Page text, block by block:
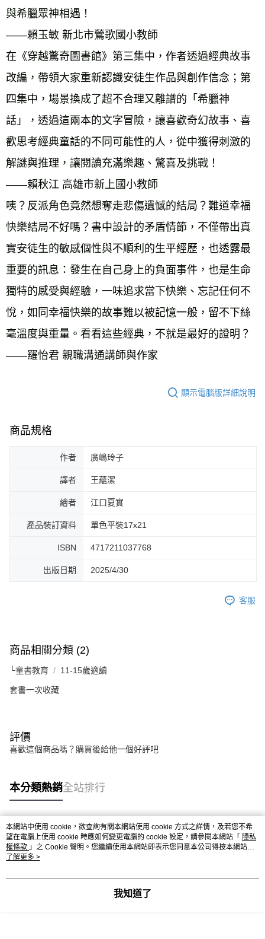
與希臘眾神相遇！
——賴玉敏 新北市鶯歌國小教師
在《穿越驚奇圖書館》第三集中，作者透過經典故事
改編，帶領大家重新認識安徒生作品與創作信念；第
四集中，場景換成了超不合理又離譜的「希臘神
話」，透過這兩本的文字冒險，讓喜歡奇幻故事、喜
歡思考經典童話的不同可能性的人，從中獲得刺激的
解謎與推理，讓閱讀充滿樂趣、驚喜及挑戰！
——賴秋江 高雄市新上國小教師
咦？反派角色竟然想奪走悲傷遺憾的結局？難道幸福
快樂結局不好嗎？書中設計的矛盾情節，不僅帶出真
實安徒生的敏感個性與不順利的生平經歷，也透露最
重要的訊息：發生在自己身上的負面事件，也是生命
獨特的感受與經驗，一味追求當下快樂、忘記任何不
悅，如同幸福快樂的故事難以被記憶一般，留不下絲
毫溫度與重量。看看這些經典，不就是最好的證明？
——羅怡君 親職溝通講師與作家
顯示電腦版詳細說明
商品規格
作者 廣嶋玲子
譯者 王蘊潔
繪者 江口夏實
產品裝訂資料 單色平裝17x21
ISBN 4717211037768
出版日期 2025/4/30
客服
商品相關分類 (2)
└童書教育 11-15歲適讀
套書一次收藏
評價
喜歡這個商品嗎？購買後給他一個好評吧
本分類熱銷全站排行
熱門標籤
本網站中使用 cookie，欲查詢有關本網站使用 cookie 方式之詳情，及若您不希
望在電腦上使用 cookie 時應如何變更電腦的 cookie 設定，請參閱本網站「 隱私
權條款 」之 Cookie 聲明。您繼續使用本網站即表示您同意本公司得按本網站使
用條款之 Cookie 聲明使用 cookie。
了解更多 >
我知道了